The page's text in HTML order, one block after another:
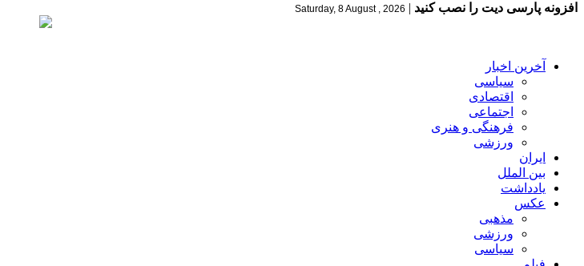
افزونه پارسی دیت را نصب کنید |
Saturday, 8 August , 2026
آخرین اخبار
سیاسی
اقتصادی
اجتماعی
فرهنگی و هنری
ورزشی
ایران
بین الملل
یادداشت
عکس
مذهبی
ورزشی
سیاسی